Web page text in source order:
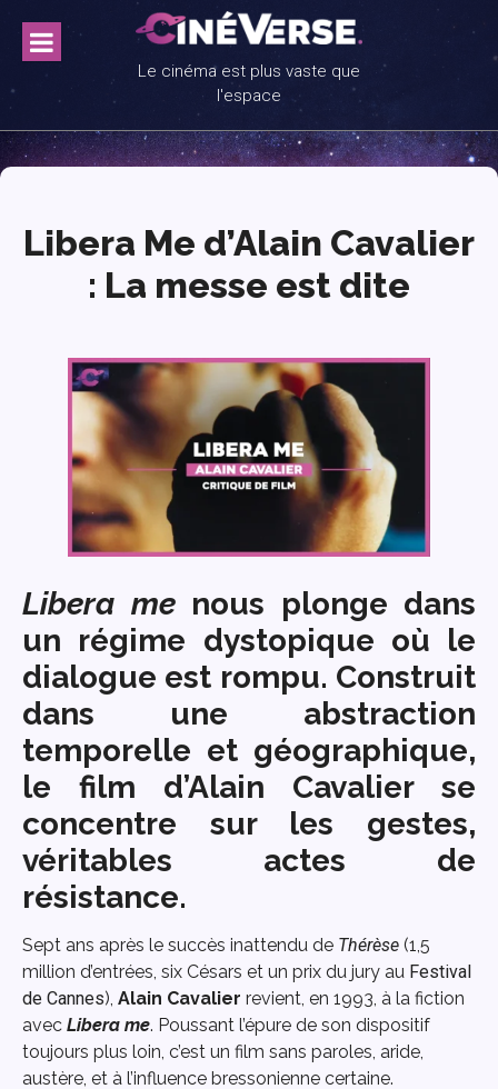
content
Le cinéma est plus vaste que
l'espace
Libera Me d’Alain Cavalier
: La messe est dite
Libera me nous plonge dans
un régime dystopique où le
dialogue est rompu. Construit
dans une abstraction
temporelle et géographique,
le film d’Alain Cavalier se
concentre sur les gestes,
véritables actes de
résistance.
Sept ans après le succès inattendu de Thérèse (1,5
million d’entrées, six Césars et un prix du jury au Festival
de Cannes), Alain Cavalier revient, en 1993, à la fiction
avec Libera me. Poussant l’épure de son dispositif
toujours plus loin, c’est un film sans paroles, aride,
austère, et à l’influence bressonienne certaine.